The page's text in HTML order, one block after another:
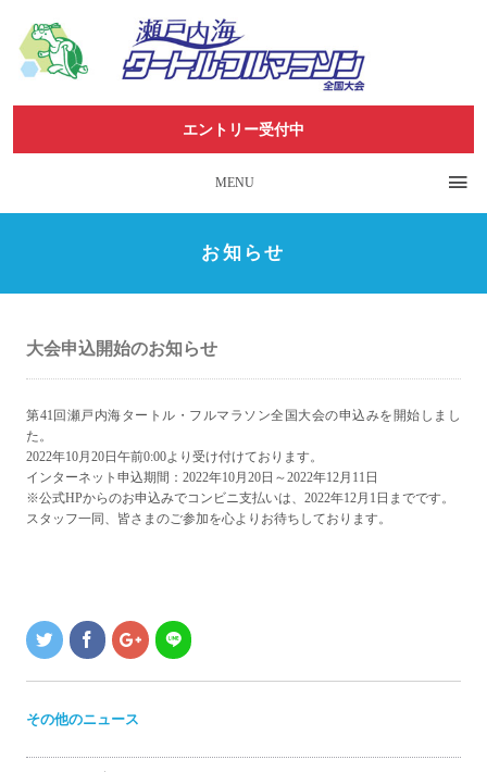
エントリー受付中
MENU
お知らせ
大会申込開始のお知らせ
第41回瀬戸内海タートル・フルマラソン全国大会の申込みを開始しまし
た。
2022年10月20日午前0:00より受け付けております。
インターネット申込期間：2022年10月20日～2022年12月11日
※公式HPからのお申込みでコンビニ支払いは、2022年12月1日までです。
スタッフ一同、皆さまのご参加を心よりお待ちしております。
その他のニュース